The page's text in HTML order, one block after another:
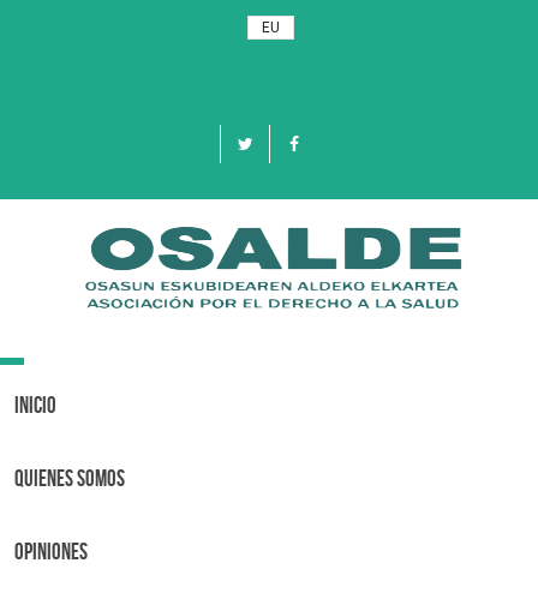
EU
Toggle
Inicio
Quienes Somos
OPINIONES